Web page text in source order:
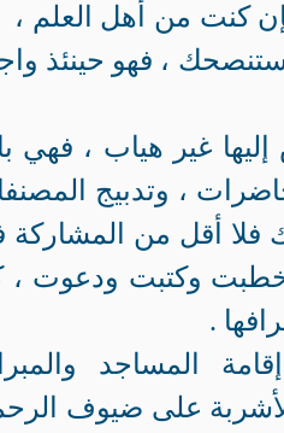
كنت من أهل العلم ،
، فهو حينئذ
غير هياب ، فهي
، وتدبيج
فلا أقل من المشاركة
وكتبت ودعوت ،
.
المساجد
على ضيوف